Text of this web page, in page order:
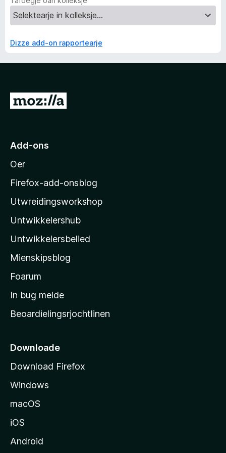
Dizze add-on rapportearje
N
M
z
i
a
s
t
a
t
i
e
Add-ons
Oer
Firefox-add-onsblog
Utwreidingsworkshop
Untwikkelershub
Untwikkelersbelied
Mienskipsblog
Foarum
In bug melde
Beoardielingsrjochtlinen
Downloade
Download Firefox
Windows
macOS
iOS
Android